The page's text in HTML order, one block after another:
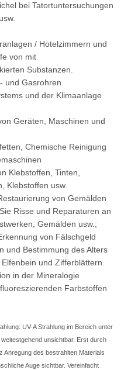
bei Tatortuntersuchungen
/ Hotelzimmern und
von mit
Substanzen.
und Gasrohren
und der Klimaanlage
Geräten, Maschinen und
Chemische Reinigung
Klebstoffen, Tinten,
Klebstoffen usw.
von Gemälden
Risse und Reparaturen an
Gemälden usw.;
von Fälschgeld
und Bestimmung des Alters
und Zifferblättern.
in der Mineralogie
Farbstoffen
UV-A Strahlung im Bereich unter
unsichtbar. Erst durch
Anregung des bestrahlten Materials
Auge sichtbar. Vereinfacht